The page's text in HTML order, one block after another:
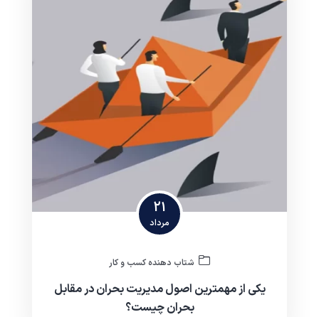
21
مرداد
شتاب دهنده کسب و کار
یکی از مهمترین اصول مدیریت بحران در مقابل
بحران چیست؟